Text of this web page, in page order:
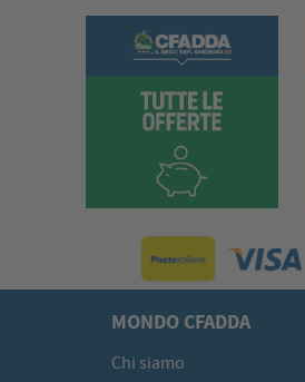
MONDO CFADDA
Chi siamo